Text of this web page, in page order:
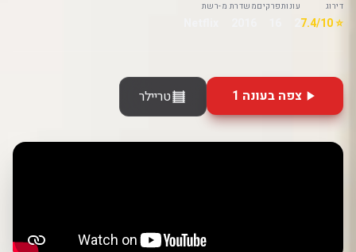
דירוג
⭐ 7.4/10
עונותפרקיםמשדרת מ-רשת
צפה בעונה 1 טריילר